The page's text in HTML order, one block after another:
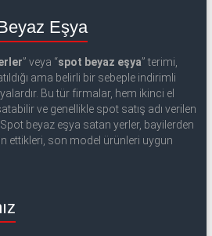
Eşya
” veya “spot beyaz eşya” terimi,
ama belirli bir sebeple indirimli
Bu tür firmalar, hem ikinci el
ve genellikle spot satış adı verilen
beyaz eşya satan yerler, bayilerden
ettikleri, son model ürünleri uygun